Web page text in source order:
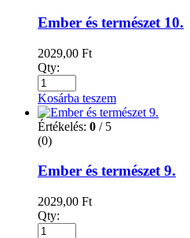
Ember és természet 10.
2029,00 Ft
Qty:
Kosárba teszem
Értékelés: 0 / 5
(0)
Ember és természet 9.
2029,00 Ft
Qty: